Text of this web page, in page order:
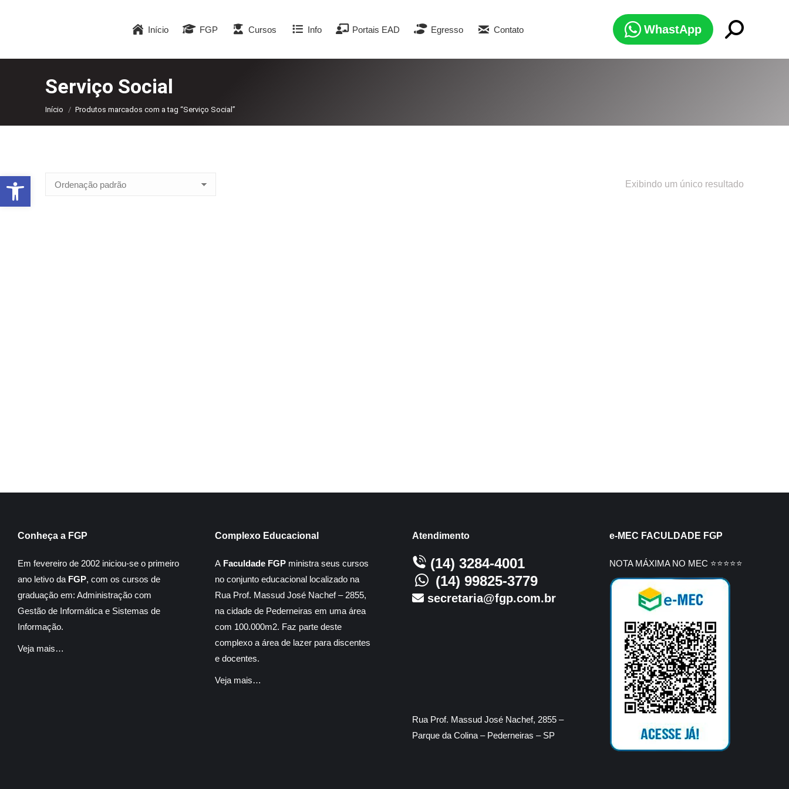
Início FGP Cursos Info Portais EAD Egresso Contato WhastApp Search:
Serviço Social
Você está aqui:
Início Produtos marcados com a tag “Serviço Social”
Exibindo um único resultado
Conheça a FGP
Em fevereiro de 2002 iniciou-se o primeiro
ano letivo da FGP, com os cursos de
graduação em: Administração com
Gestão de Informática e Sistemas de
Informação.
Veja mais…
Complexo Educacional
A Faculdade FGP ministra seus cursos
no conjunto educacional localizado na
Rua Prof. Massud José Nachef – 2855,
na cidade de Pederneiras em uma área
com 100.000m2. Faz parte deste
complexo a área de lazer para discentes
e docentes.
Veja mais…
Atendimento
(14) 3284-4001
(14) 99825-3779
secretaria@fgp.com.br
Rua Prof. Massud José Nachef, 2855 –
Parque da Colina – Pederneiras – SP
e-MEC FACULDADE FGP
NOTA MÁXIMA NO MEC ⭐⭐⭐⭐⭐
Abrir a barra de ferramentas